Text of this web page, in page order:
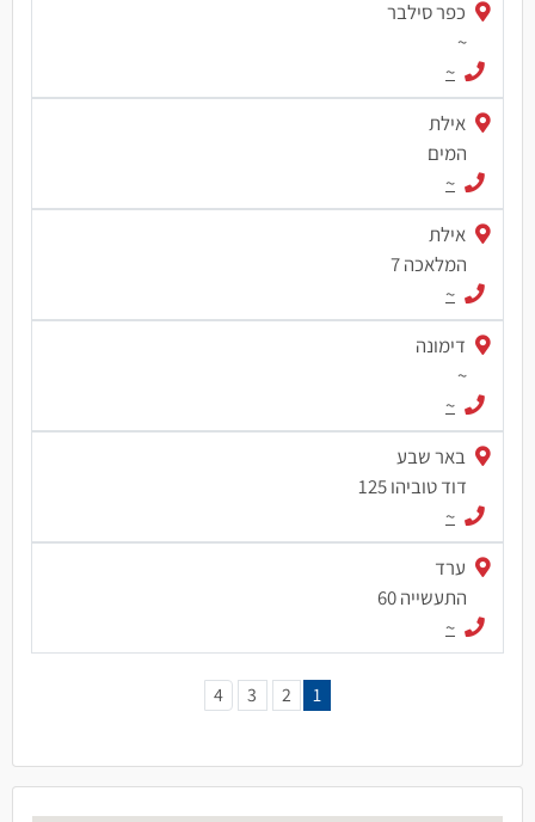
כפר סילבר
~
~
אילת
המים
~
אילת
המלאכה 7
~
דימונה
~
~
באר שבע
דוד טוביהו 125
~
ערד
התעשייה 60
~
1
2
3
4